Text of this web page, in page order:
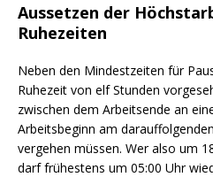
Aussetzen der
Ruhezeiten
Neben den Mindestzeiten für
Ruhezeit von elf Stunden
zwischen dem Arbeitsende an
Arbeitsbeginn am
vergehen müssen. Wer also um
darf frühestens um 05:00 Uhr